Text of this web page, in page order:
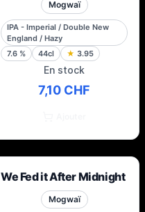
Mogwaï
IPA - Imperial / Double New
England / Hazy
7.6 % 44cl ★ 3.95
En stock
7,10 CHF
We Fed it After Midnight
Mogwaï